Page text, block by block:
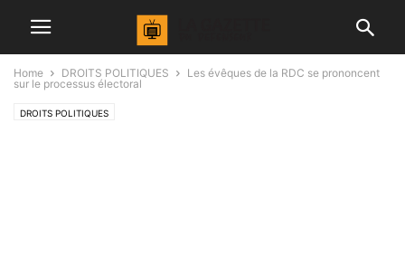
Home DROITS POLITIQUES
Les évêques de la RDC se prononcent
sur le processus électoral
DROITS POLITIQUES